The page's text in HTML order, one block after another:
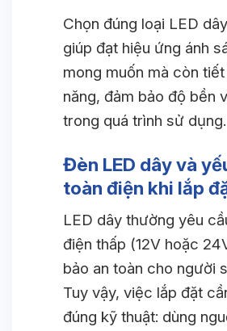
Chọn đúng loại LED
giúp đạt hiệu ứng ánh
mong muốn mà còn
năng, đảm bảo độ bền
trong quá trình sử dụng.
Đèn LED dây và
toàn điện khi lắp
LED dây thường yêu
điện thấp (12V hoặc
bảo an toàn cho người
Tuy vậy, việc lắp đặt
đúng kỹ thuật: dùng